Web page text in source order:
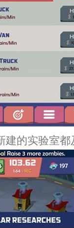
建的实验室